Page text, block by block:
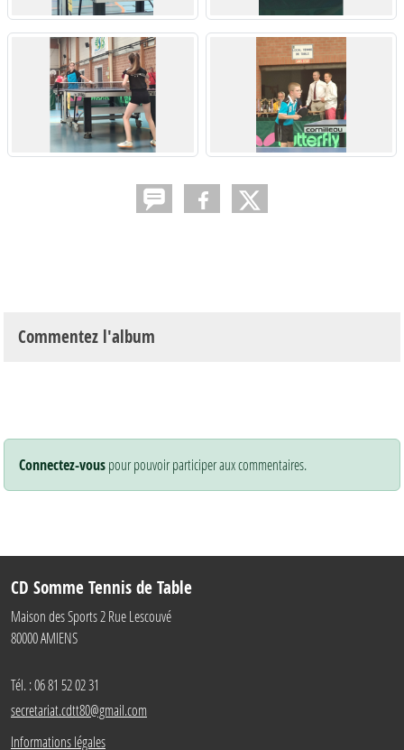
Commentez l'album
Connectez-vouspour pouvoir participer aux commentaires.
CD Somme Tennis de Table
Maison des Sports 2 Rue Lescouvé
80000AMIENS
Tél. :06 81 52 02 31
secretariat.cdtt80@gmail.com
Informations légales